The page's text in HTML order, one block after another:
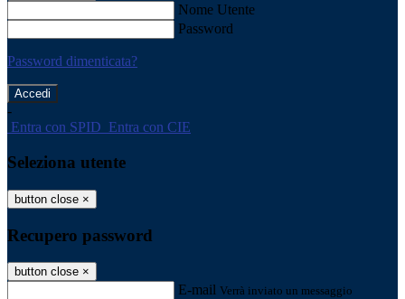
Nome Utente
Password
Password dimenticata?
-
Entra con SPID Entra con CIE
Seleziona utente
button close ×
Recupero password
button close ×
E-mail Verrà inviato un messaggio